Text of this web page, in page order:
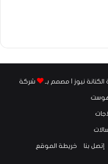
نيوز | مصمم بـ شركة
إتصل بنا خريطة الموقع